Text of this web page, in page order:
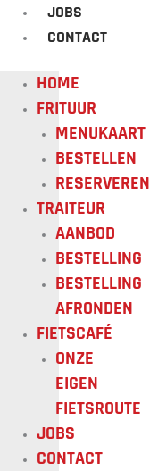
JOBS
CONTACT
HOME
FRITUUR
MENUKAART
BESTELLEN
RESERVEREN
TRAITEUR
AANBOD
BESTELLING
BESTELLING
AFRONDEN
FIETSCAFÉ
ONZE
EIGEN
FIETSROUTE
JOBS
CONTACT